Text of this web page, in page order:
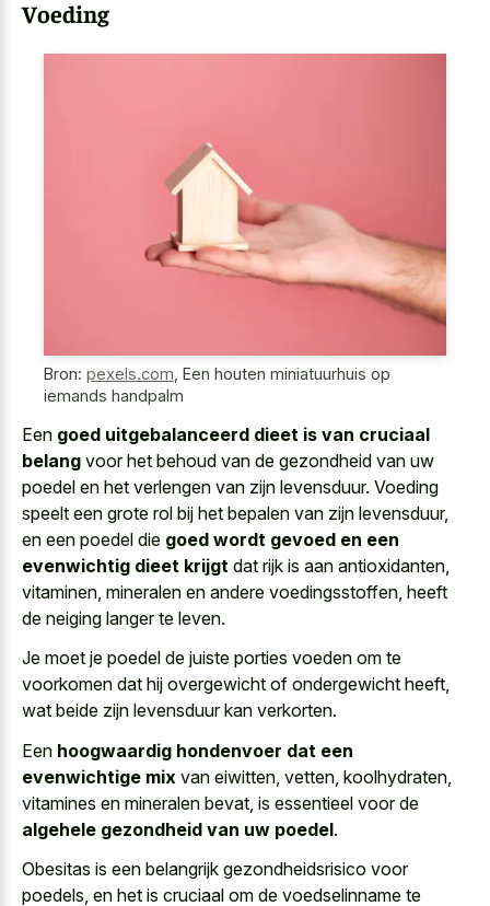
Voeding
Bron: pexels.com Een houten miniatuurhuis op
iemands handpalm
Een goed uitgebalanceerd dieet is van cruciaal
belang voor het behoud van de gezondheid van uw
poedel en het verlengen van zijn levensduur. Voeding
speelt een grote rol bij het bepalen van zijn levensduur,
en een poedel die goed wordt gevoed en een
evenwichtig dieet krijgt dat rijk is aan antioxidanten,
vitaminen, mineralen en andere voedingsstoffen, heeft
de neiging langer te leven.
Je moet je poedel de juiste porties voeden om te
voorkomen dat hij overgewicht of ondergewicht heeft,
wat beide zijn levensduur kan verkorten.
Een hoogwaardig hondenvoer dat een
evenwichtige mix van eiwitten, vetten, koolhydraten,
vitamines en mineralen bevat, is essentieel voor de
algehele gezondheid van uw poedel.
Obesitas is een belangrijk gezondheidsrisico voor
poedels, en het is cruciaal om de voedselinname te